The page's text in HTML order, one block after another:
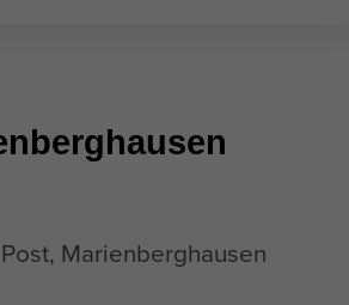
Marienberghausen